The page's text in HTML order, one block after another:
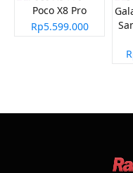
Poco X8 Pro
Rp5.599.000